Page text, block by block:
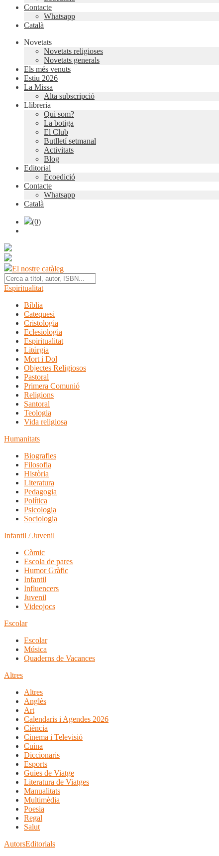
Contacte
Whatsapp
Català
Novetats
Novetats religioses
Novetats generals
Els més venuts
Estiu 2026
La Missa
Alta subscripció
Llibreria
Qui som?
La botiga
El Club
Butlletí setmanal
Activitats
Blog
Editorial
Ecoedició
Contacte
Whatsapp
Català
(0)
El nostre catàleg
Espiritualitat
Bíblia
Catequesi
Cristologia
Eclesiologia
Espiritualitat
Litúrgia
Mort i Dol
Objectes Religiosos
Pastoral
Primera Comunió
Religions
Santoral
Teologia
Vida religiosa
Humanitats
Biografies
Filosofia
Història
Literatura
Pedagogia
Política
Psicologia
Sociologia
Infantil / Juvenil
Còmic
Escola de pares
Humor Gràfic
Infantil
Influencers
Juvenil
Videojocs
Escolar
Escolar
Música
Quaderns de Vacances
Altres
Altres
Anglès
Art
Calendaris i Agendes 2026
Ciència
Cinema i Televisió
Cuina
Diccionaris
Esports
Guies de Viatge
Literatura de Viatges
Manualitats
Multimèdia
Poesia
Regal
Salut
AutorsEditorials